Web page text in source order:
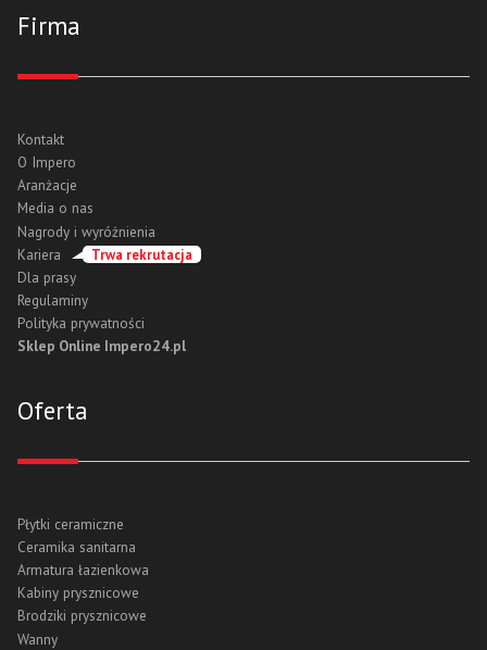
Firma
Kontakt
O Impero
Aranżacje
Media o nas
Nagrody i wyróżnienia
Kariera
Trwa rekrutacja
Dla prasy
Regulaminy
Polityka prywatności
Sklep Online Impero24.pl
Oferta
Płytki ceramiczne
Ceramika sanitarna
Armatura łazienkowa
Kabiny prysznicowe
Brodziki prysznicowe
Wanny